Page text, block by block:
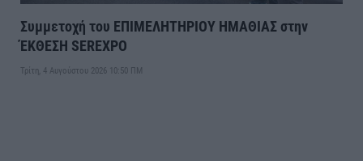
Συμμετοχή του ΕΠΙΜΕΛΗΤΗΡΙΟΥ ΗΜΑΘΙΑΣ στην
ΈΚΘΕΣΗ SEREXPO
Τρίτη, 4 Αυγούστου 2026 10:50 ΠΜ